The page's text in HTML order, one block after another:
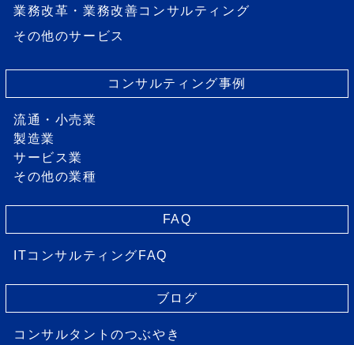
業務改革・業務改善コンサルティング
その他のサービス
コンサルティング事例
流通・小売業
製造業
サービス業
その他の業種
FAQ
ITコンサルティングFAQ
ブログ
コンサルタントのつぶやき